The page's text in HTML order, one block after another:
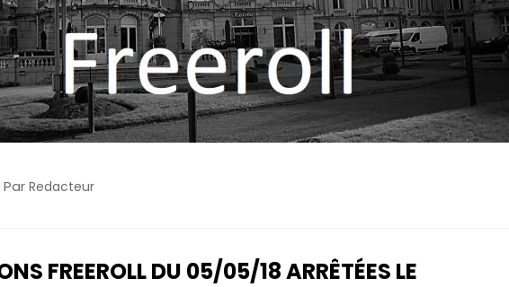
Par Redacteur
FREEROLL DU 05/05/18 ARRÊTÉES LE